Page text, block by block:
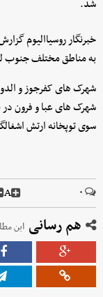
شد.
خبرنگار روسیاالیوم
به مناطق مختلف جنوب
شهرک های کفرجوز و
شهرک های عبا و فرون در
سوی توپخانه ارتش
۰ A
هم رسانی این